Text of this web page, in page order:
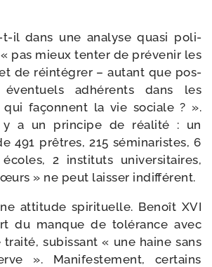
​t-​il dans une ana­lyse qua­si poli­
pas mieux ten­ter de pré­ve­nir les
de réin­té­grer – autant que pos­
adhé­rents dans les
qui façonnent la vie sociale ? ».
y a un prin­cipe de réa­li­té : un
491 prêtres, 215 sémi­na­ristes, 6
2 ins­ti­tuts uni­ver­si­taires,
» ne peut lais­ser indifférent.
atti­tude spi­ri­tuelle. Benoît XVI
du manque de tolé­rance avec
subis­sant « une haine sans
». Manifestement, cer­tains